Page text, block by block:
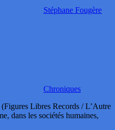
Stéphane Fougère
Chroniques
Libres Records / L’Autre
dans les sociétés humaines,